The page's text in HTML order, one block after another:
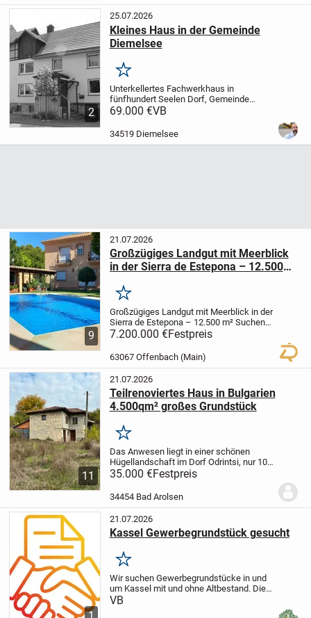
2
25.07.2026
Kleines Haus in der Gemeinde
Diemelsee
Merken
Unterkellertes Fachwerkhaus in
fünfhundert Seelen Dorf, Gemeinde
Diemelsee.110 qm Wohnfläche, Keller,
https://goebel-projekte.de/hausverkauf.
Bitte nutzen Sie...
69.000 €VB
34519 Diemelsee
9
21.07.2026
Großzügiges Landgut mit Meerblick
in der Sierra de Estepona – 12.500
Merken
Großzügiges Landgut mit Meerblick in der
Sierra de Estepona – 12.500 m² Suchen
Sie ein einzigartiges Anwesen mit
Charakter, absoluter Privatsphäre und
enormem Potenzial in einer der
7.200.000 €Festpreis
63067 Offenbach (Main)
11
21.07.2026
Teilrenoviertes Haus in Bulgarien
4.500qm² großes Grundstück
Merken
Das Anwesen liegt in einer schönen
Hügellandschaft im Dorf Odrintsi, nur 10
Minuten von Dobritsch entfernt.
Umgebung gibt es zahlreiche Angelsees.
Der nächste ist weniger als 1 km vom
35.000 €Festpreis
34454 Bad Arolsen
21.07.2026
Kassel Gewerbegrundstück gesucht
Merken
Wir suchen Gewerbegrundstücke in und
um Kassel mit und ohne Altbestand. Die
Grundstücksfläche sollte mindestens
VB